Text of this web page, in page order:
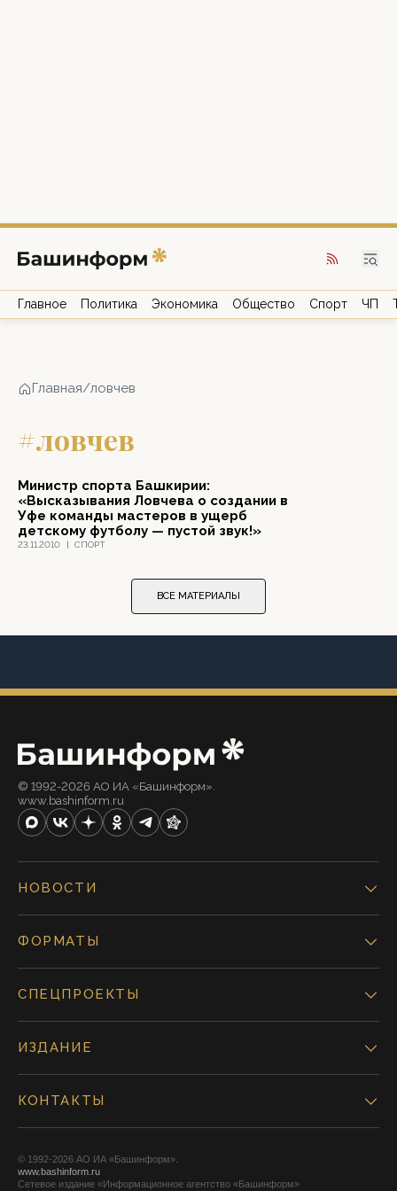
Главное Политика Экономика Общество Спорт ЧП
Главная/ловчев
#ловчев
23.11.2010 | СПОРТ
Министр спорта Башкирии:
«Высказывания Ловчева о создании в
Уфе команды мастеров в ущерб
детскому футболу — пустой звук!»
ВСЕ МАТЕРИАЛЫ
© 1992-2026 АО ИА «Башинформ».
www.bashinform.ru
НОВОСТИ
ФОРМАТЫ
СПЕЦПРОЕКТЫ
ИЗДАНИЕ
КОНТАКТЫ
© 1992-2026 АО ИА «Башинформ».
www.bashinform.ru
Сетевое издание «Информационное агентство «Башинформ»